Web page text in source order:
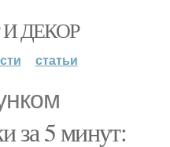
ДЕКОР
статьи
за 5 минут: